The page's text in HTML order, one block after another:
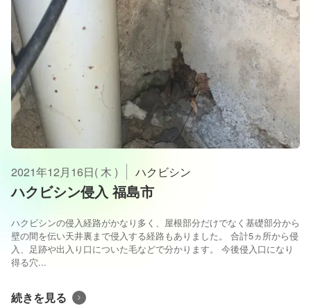
2021年12月16日( 木 ) ハクビシン
ハクビシン侵入 福島市
ハクビシンの侵入経路がかなり多く、屋根部分だけでなく基礎部分から
壁の間を伝い天井裏まで侵入する経路もありました。 合計5ヵ所から侵
入、足跡や出入り口についた毛などで分かります。 今後侵入口になり
得る穴...
続きを見る